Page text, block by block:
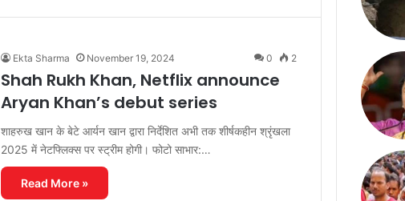
Ekta Sharma November 19, 2024 0 2
Shah Rukh Khan, Netflix announce
Aryan Khan’s debut series
शाहरुख खान के बेटे आर्यन खान द्वारा निर्देशित अभी तक शीर्षकहीन श्रृंखला
2025 में नेटफ्लिक्स पर स्ट्रीम होगी। फोटो साभार:…
Read More »